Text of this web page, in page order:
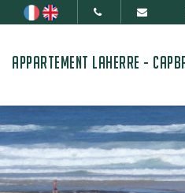
APPARTEMENT LAHERRE -